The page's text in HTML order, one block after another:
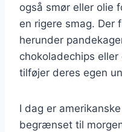
også smør eller olie
en rigere smag. Der
herunder
chokoladechips
tilføjer deres egen
I dag er
begrænset til